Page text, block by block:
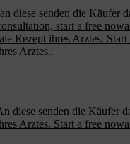
diese senden die
start a free
Rezept ihres Arztes.
Arztes..
diese senden die
Arztes. Start a free